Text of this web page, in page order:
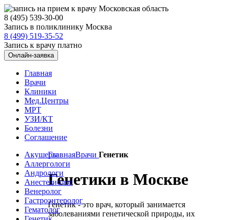
8 (495) 539-30-00
Запись в поликлинику Москва
8 (499) 519-35-52
Запись к врачу платно
Онлайн-заявка
Главная
Врачи
Клиники
Мед.Центры
МРТ
УЗИ/КТ
Болезни
Соглашение
ГлавнаяВрачиГенетик
Генетики в Москве
Генетик - это врач, который занимается
заболеваниями генетической природы, их
Акушеры
Аллергологи
Андрологи
Анестезиолог
Венеролог
Гастроэнтеролог
Гематолог